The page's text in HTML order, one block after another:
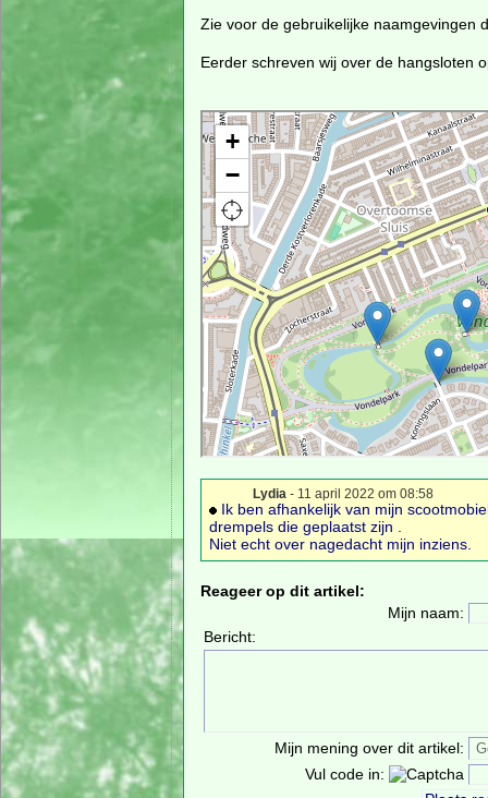
Zie voor de gebruikelijke naamgevingen
Eerder schreven wij over de hangsloten
Lydia - 11 april 2022 om 08:58
Ik ben afhankelijk van mijn
drempels die geplaatst zijn .
Niet echt over nagedacht mijn inziens.
Reageer op dit artikel:
Mijn naam:
Bericht:
Mijn mening over dit artikel:
Vul code in: